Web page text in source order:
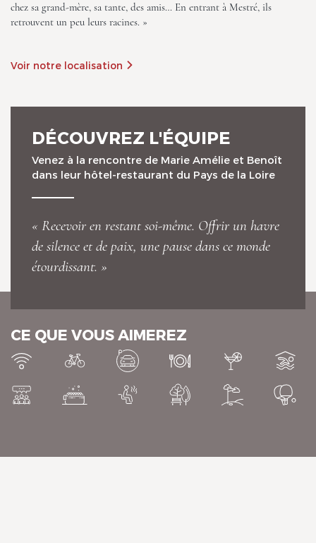
chez sa grand-mère, sa tante, des amis… En entrant à Mestré, ils
retrouvent un peu leurs racines. »
Voir notre localisation
DÉCOUVREZ L'ÉQUIPE
Venez à la rencontre de Marie Amélie et Benoît
dans leur hôtel-restaurant du Pays de la Loire
« Recevoir en restant soi-même. Offrir un havre
de silence et de paix, une pause dans ce monde
étourdissant. »
CE QUE VOUS AIMEREZ
Le Domaine de Mestré, The
Originals Relais
Le Domaine de Mestré, The
Originals Relais
Originals Relais